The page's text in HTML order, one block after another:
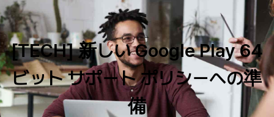
[TECH] 新しい Google Play 64
ビット サポート ポリシーへの準
備